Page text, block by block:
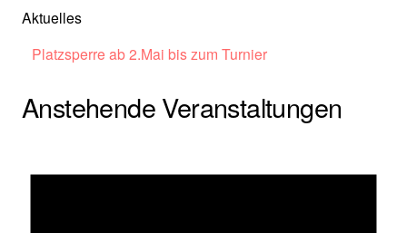
Aktuelles
Platzsperre ab 2.Mai bis zum Turnier
Anstehende Veranstaltungen